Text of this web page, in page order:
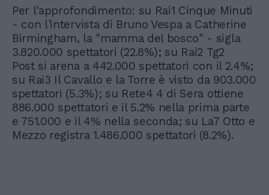
Per l'approfondimento: su Rai1 Cinque Minuti
- con l'intervista di Bruno Vespa a Catherine
Birmingham, la "mamma del bosco" - sigla
3.820.000 spettatori (22.8%); su Rai2 Tg2
Post si arena a 442.000 spettatori con il 2.4%;
su Rai3 Il Cavallo e la Torre è visto da 903.000
spettatori (5.3%); su Rete4 4 di Sera ottiene
886.000 spettatori e il 5.2% nella prima parte
e 751.000 e il 4% nella seconda; su La7 Otto e
Mezzo registra 1.486.000 spettatori (8.2%).